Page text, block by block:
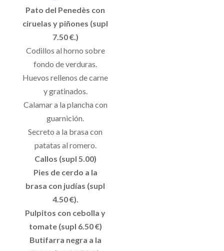
Pato del Penedès con
ciruelas y piñones (supl
7.50 €.)
Codillos al horno sobre
fondo de verduras.
Huevos rellenos de carne
y gratinados.
Calamar a la plancha con
guarnición.
Secreto a la brasa con
patatas al romero.
Callos (supl 5.00)
Pies de cerdo a la
brasa con judías (supl
4.50 €).
Pulpitos con cebolla y
tomate (supl 6.50 €)
Butifarra negra a la